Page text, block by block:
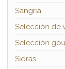
Sangría
Selección de
Selección
Sidras